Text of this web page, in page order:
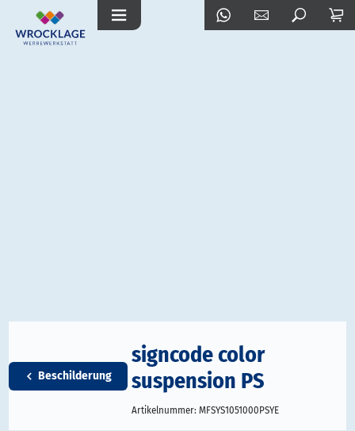
Beschilderung
signcode color
suspension PS
Artikelnummer: MFSYS1051000PSYE